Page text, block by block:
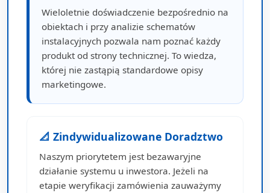
Wieloletnie doświadczenie bezpośrednio na
obiektach i przy analizie schematów
instalacyjnych pozwala nam poznać każdy
produkt od strony technicznej. To wiedza,
której nie zastąpią standardowe opisy
marketingowe.
📐 Zindywidualizowane Doradztwo
Naszym priorytetem jest bezawaryjne
działanie systemu u inwestora. Jeżeli na
etapie weryfikacji zamówienia zauważymy